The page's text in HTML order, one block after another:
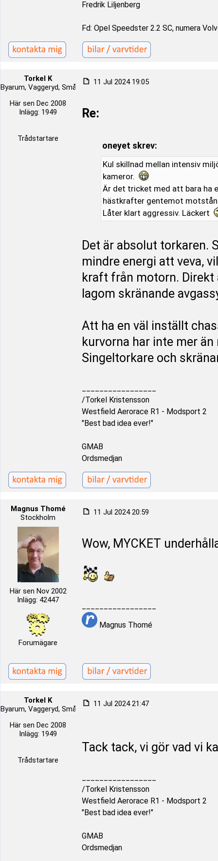
Fredrik Liljenberg
Fd: Opel Speedster 2.2 SC, numera
Torkel K
Byarum, Vaggeryd, Småland, Sverige
Här sen Dec 2008
Inlägg: 1949
Trådstartare
11 Jul 2024 19:05
Re:
oneyet skrev:
Kul skillnad mellan intensiv
kameror.
Är det tricket med att bara ha
hästkrafter gentemot
Låter klart aggressiv. Läckert
Det är absolut torkaren.
mindre energi att veva,
kraft från motorn. Direkt
lagom skränande
Att ha en väl inställt
kurvorna har inte mer
Singeltorkare och
/Torkel Kristensson
Westfield Aerorace R1 - Modsport 2
"Best bad idea ever!"
GMAB
Ordsmedjan
Magnus Thomé
Stockholm
Här sen Nov 2002
Inlägg: 42447
Forumägare
11 Jul 2024 20:59
Wow, MYCKET
Magnus Thomé
Torkel K
Byarum, Vaggeryd, Småland, Sverige
Här sen Dec 2008
Inlägg: 1949
Trådstartare
11 Jul 2024 21:47
Tack tack, vi gör vad vi
/Torkel Kristensson
Westfield Aerorace R1 - Modsport 2
"Best bad idea ever!"
GMAB
Ordsmedjan